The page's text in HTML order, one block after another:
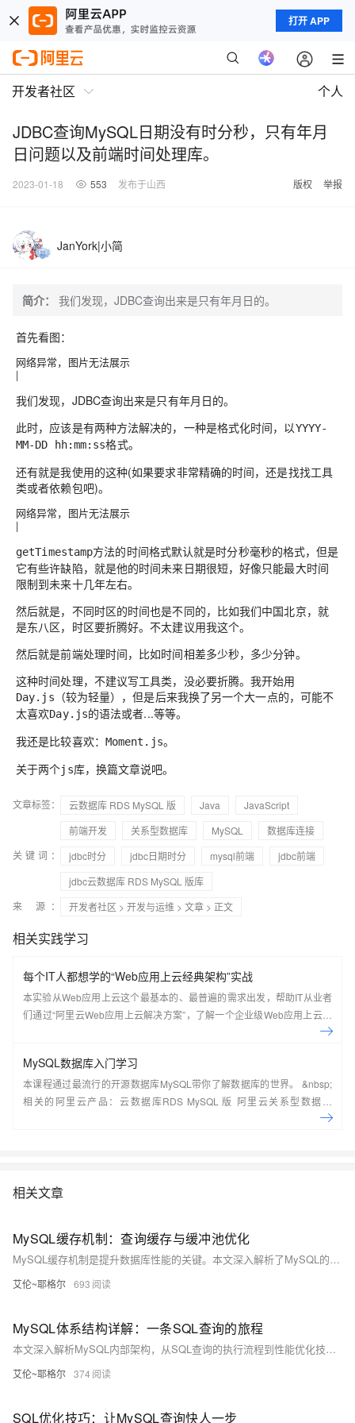
打开 APP
开发者社区 个人
JDBC查询MySQL日期没有时分秒，只有年月
日问题以及前端时间处理库。
2023-01-18 553 发布于山西 版权 举报
JanYork|小简
简介： 我们发现，JDBC查询出来是只有年月日的。
首先看图：
网络异常，图片无法展示
|
我们发现，JDBC查询出来是只有年月日的。
此时，应该是有两种方法解决的，一种是格式化时间，以YYYY-
MM-DD hh:mm:ss格式。
还有就是我使用的这种(如果要求非常精确的时间，还是找找工具
类或者依赖包吧)。
网络异常，图片无法展示
|
getTimestamp方法的时间格式默认就是时分秒毫秒的格式，但是
它有些许缺陷，就是他的时间未来日期很短，好像只能最大时间
限制到未来十几年左右。
然后就是，不同时区的时间也是不同的，比如我们中国北京，就
是东八区，时区要折腾好。不太建议用我这个。
然后就是前端处理时间，比如时间相差多少秒，多少分钟。
这种时间处理，不建议写工具类，没必要折腾。我开始用
Day.js
（较为轻量），但是后来我换了另一个大一点的，可能不
太喜欢Day.js的语法或者...等等。
我还是比较喜欢： Moment.js。
关于两个js库，换篇文章说吧。
文章标签： 云数据库 RDS MySQL 版 Java
JavaScript
前端开发
关系型数据库 MySQL
数据库连接
关键词：
jdbc时分 jdbc日期时分 mysql前端
jdbc前端
jdbc云数据库 RDS MySQL 版库
来 源：
开发者社区 > 开发与运维 > 文章 > 正文
相关实践学习
每个IT人都想学的“Web应用上云经典架构”实战
本实验从Web应用上云这个最基本的、最普遍的需求出发，帮助IT从业者
们通过“阿里云Web应用上云解决方案”，了解一个企业级Web应用上云的
MySQL数据库入门学习
本课程通过最流行的开源数据库MySQL带你了解数据库的世界。 &nbsp;
相关的阿里云产品：云数据库RDS MySQL 版 阿里云关系型数据库
RDS（Relational Database Service）是一种稳定可靠、可弹性伸缩的在
相关文章
MySQL缓存机制：查询缓存与缓冲池优化
MySQL缓存机制是提升数据库性能的关键。本文深入解析了MySQL的缓存体系，包括已弃用的查询缓存和核心的InnoDB缓冲池，帮助理解缓存优化原理。通过合理配置，可显著提升数据库性能，甚至达到10倍以上的效果。
艾伦~耶格尔 693
MySQL体系结构详解：一条SQL查询的旅程
本文深入解析MySQL内部架构，从SQL查询的执行流程到性能优化技巧，涵盖连接建立、查询处理、执行阶段及存储引擎工作机制，帮助开发者理解MySQL运行原理并提升数据库性能。
艾伦~耶格尔 374
SQL优化技巧：让MySQL查询快人一步